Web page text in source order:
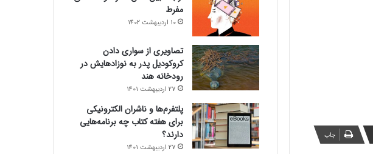
چاپ
مفرط
10 اردیبهشت 1402
تصاویری از سواری دادن
کروکودیل پدر به نوزادهایش در
رودخانه هند
27 اردیبهشت 1401
پلتفرم‌ها و ناشران الکترونیکی
برای هفته کتاب چه برنامه‌هایی
دارند؟
27 اردیبهشت 1401